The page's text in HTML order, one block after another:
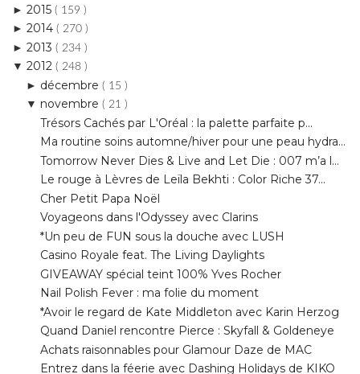
▼ 2012( 248 )
►décembre
▼novembre
Trésors Cachés par L'Oréal : la palette parfaite p...
Ma routine soins automne/hiver pour une peau hydra...
Tomorrow Never Dies & Live and Let Die : 007 m’a l...
Le rouge à Lèvres de Leïla Bekhti : Color Riche 37...
Cher Petit Papa Noël
Voyageons dans l'Odyssey avec Clarins
*Un peu de FUN sous la douche avec LUSH
Casino Royale feat. The Living Daylights
GIVEAWAY spécial teint 100% Yves Rocher
Nail Polish Fever : ma folie du moment
*Avoir le regard de Kate Middleton avec Karin Herzog
Quand Daniel rencontre Pierce : Skyfall & Goldeneye
Achats raisonnables pour Glamour Daze de MAC
Entrez dans la féerie avec Dashing Holidays de KIKO
Daily Make Up : Cherry of Jealousy
*Mon petit baume pour les cheveux : De Mille Feux ...